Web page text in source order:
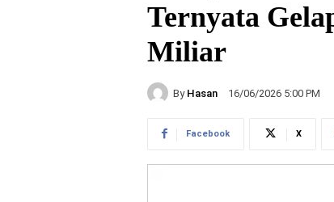
Ternyata
Miliar
By Hasan 16/06/2026 5:00 PM
Facebook X